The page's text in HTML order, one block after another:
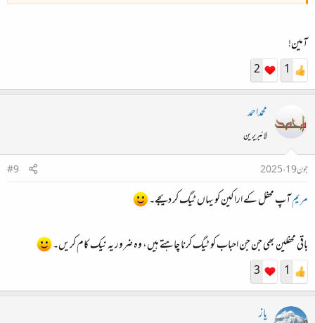
آمین!
1
2
محمداحمد
لائبریرین
جون 19، 2025
#9
مریمآپ محفل کے اراکین کو یہاں ٹیگ کر دیجے۔
باقی محفلین بھی جن جن احباب کو ٹیگ کرنا چاہتے ہیں، وہ ضرور یہ نیک کام کریں۔
1
3
یاز